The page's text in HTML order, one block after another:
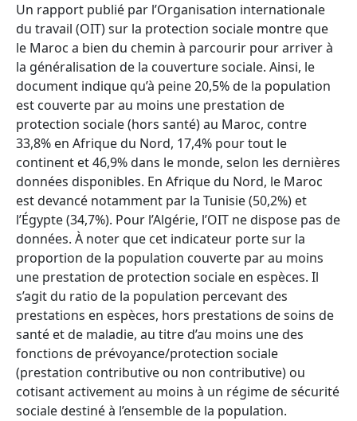
Un rapport publié par l’Organisation internationale
du travail (OIT) sur la protection sociale montre que
le Maroc a bien du chemin à parcourir pour arriver à
la généralisation de la couverture sociale. Ainsi, le
document indique qu’à peine 20,5% de la population
est couverte par au moins une prestation de
protection sociale (hors santé) au Maroc, contre
33,8% en Afrique du Nord, 17,4% pour tout le
continent et 46,9% dans le monde, selon les dernières
données disponibles. En Afrique du Nord, le Maroc
est devancé notamment par la Tunisie (50,2%) et
l’Égypte (34,7%). Pour l’Algérie, l’OIT ne dispose pas de
données. À noter que cet indicateur porte sur la
proportion de la population couverte par au moins
une prestation de protection sociale en espèces. Il
s’agit du ratio de la population percevant des
prestations en espèces, hors prestations de soins de
santé et de maladie, au titre d’au moins une des
fonctions de prévoyance/protection sociale
(prestation contributive ou non contributive) ou
cotisant activement au moins à un régime de sécurité
sociale destiné à l’ensemble de la population.